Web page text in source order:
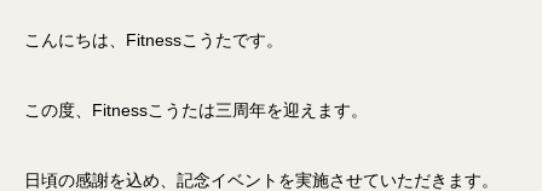
こんにちは、Fitnessこうたです。
この度、Fitnessこうたは三周年を迎えます。
日頃の感謝を込め、記念イベントを実施させていただきます。